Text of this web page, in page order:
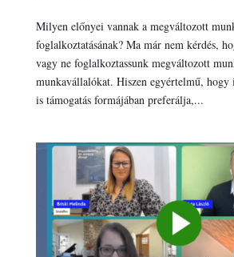
Milyen előnyei vannak a megváltozott
foglalkoztatásának? Ma már nem kérdés,
vagy ne foglalkoztassunk megváltozott
munkavállalókat. Hiszen egyértelmű,
is támogatás formájában preferálja,...